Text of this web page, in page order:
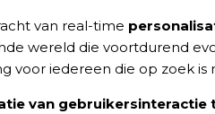
van real-time
wereld die voortdurend
voor iedereen die op zoek is
van gebruikersinteractie